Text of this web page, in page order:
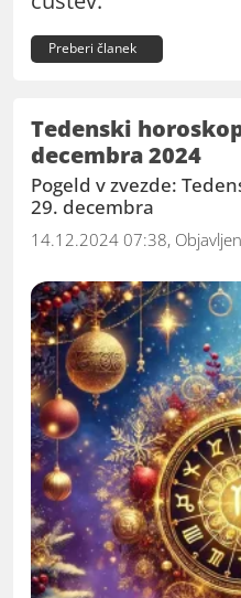
Preberi članek
Tedenski
decembra 2024
Pogeld v zvezde:
29. decembra
14.12.2024 07:38,